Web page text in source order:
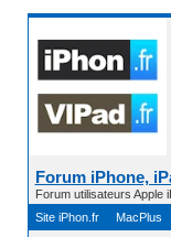
Forum iPhone,
Forum utilisateurs Apple
Site iPhon.fr
MacPlus